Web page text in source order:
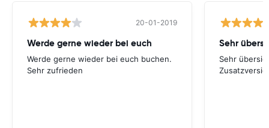
20-01-2019
Werde gerne wieder bei euch
Werde gerne wieder bei euch buchen.
Sehr zufrieden
Sehr